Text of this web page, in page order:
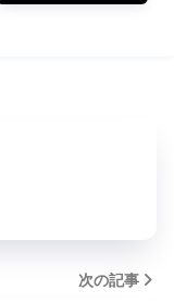
次の記事